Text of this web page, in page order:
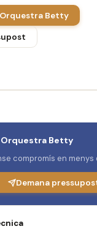
Betty
Betty
compromís en menys
Demana